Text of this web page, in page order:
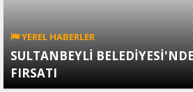
YEREL HABERLER
SULTANBEYLİ
FIRSATI